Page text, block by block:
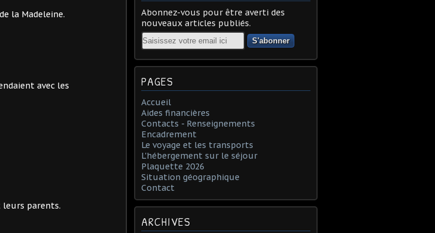
la Madeleine.
avec les
leurs parents.
Abonnez-vous pour être averti des
nouveaux articles publiés.
Email
PAGES
Accueil
Aides financières
Contacts - Renseignements
Encadrement
Le voyage et les transports
L'hébergement sur le séjour
Plaquette 2026
Situation géographique
Contact
ARCHIVES